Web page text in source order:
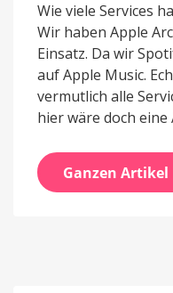
Wie viele Services
Wir haben Apple
Einsatz. Da wir
auf Apple Music.
vermutlich alle
hier wäre doch
Ganzen Artikel